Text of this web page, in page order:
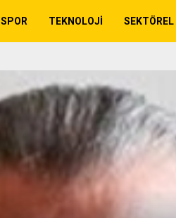
SPOR TEKNOLOJI SEKTÖREL